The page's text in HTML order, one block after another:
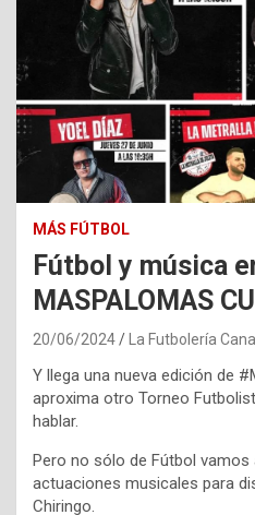
MÁS FÚTBOL
Fútbol y música
MASPALOMAS
20/06/2024 La Futbolería
Y llega una nueva edición de
aproxima otro Torneo
hablar.
Pero no sólo de Fútbol vamos
actuaciones musicales para
Chiringo.